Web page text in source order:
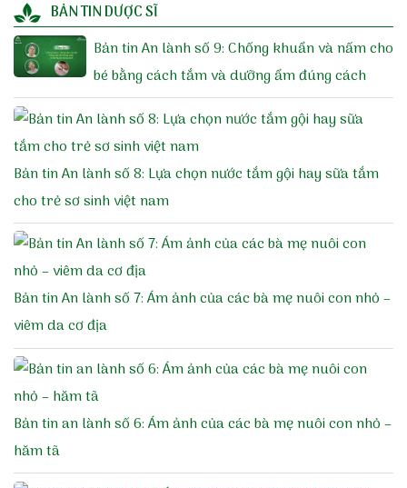
BẢN TIN DƯỢC SĨ
Bản tin An lành số 9: Chống khuẩn và nấm cho
bé bằng cách tắm và dưỡng ẩm đúng cách
Bản tin An lành số 8: Lựa chọn nước tắm gội hay sữa tắm
cho trẻ sơ sinh việt nam
Bản tin An lành số 7: Ám ảnh của các bà mẹ nuôi con nhỏ –
viêm da cơ địa
Bản tin an lành số 6: Ám ảnh của các bà mẹ nuôi con nhỏ –
hăm tã